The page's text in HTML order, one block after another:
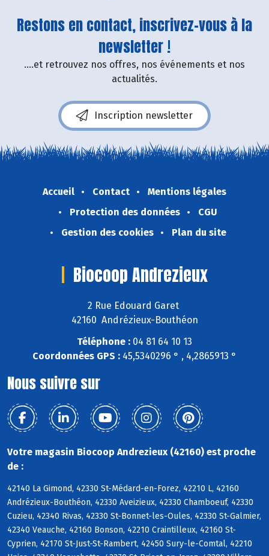
Restons en contact, inscrivez-vous à la
newsletter !
....et retrouvez nos offres, nos événements et nos
actualités.
Inscription newsletter
Accueil Contact
Mentions légales
Protection des données
CGU
Gestion des cookies
Plan du site
Biocoop Andrezieux
2 Rue Edouard Garet
42160 Andrézieux-Bouthéon
Téléphone : 04 81 64 10 13
Coordonnées GPS : 45,5340296 ° , 4,2865913 °
Nous suivre sur
Votre magasin Biocoop Andrezieux (42160) est proche
de :
42140 La Gimond, 42330 St-Médard-en-Forez, 42210 L, 42160
Andrézieux-Bouthéon, 42330 Aveizieux, 42330 Chamboeuf, 42330
Cuzieu, 42340 Rivas, 42330 St-Bonnet-les-Oules, 42330 St-Galmier,
42340 Veauche, 42160 Bonson, 42210 Craintilleux, 42160 St-
Cyprien, 42170 St-Just-St-Rambert, 42450 Sury-le-Comtal, 42210